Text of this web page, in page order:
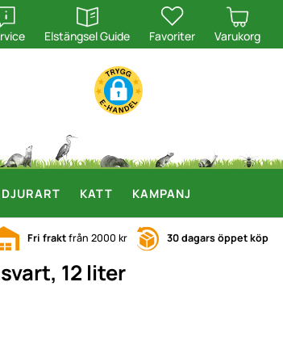
öppna
Elstängsel Guide
öppna
Favoriter Varukorg
DJURART KATT KAMPANJ
Fri fraktfrån 2000 kr 30 dagars öppet köp
12 liter